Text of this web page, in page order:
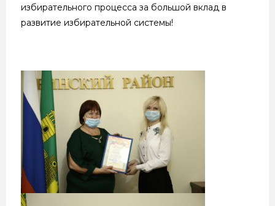
избирательного процесса за большой вклад в
развитие избирательной системы!